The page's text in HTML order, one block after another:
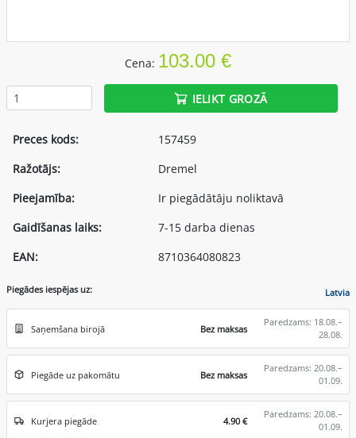
Cena: 103.00 €
IELIKT GROZĀ
Preces kods:
157459
Ražotājs:
Dremel
Pieejamība:
Ir piegādātāju noliktavā
Gaidīšanas laiks:
7-15 darba dienas
EAN:
8710364080823
Piegādes iespējas uz: Latvia
Saņemšana birojā Bez maksas
Paredzams: 18.08.–
28.08.
Piegāde uz pakomātu Bez maksas
Paredzams: 20.08.–
01.09.
Kurjera piegāde 4.90 €
Paredzams: 20.08.–
01.09.